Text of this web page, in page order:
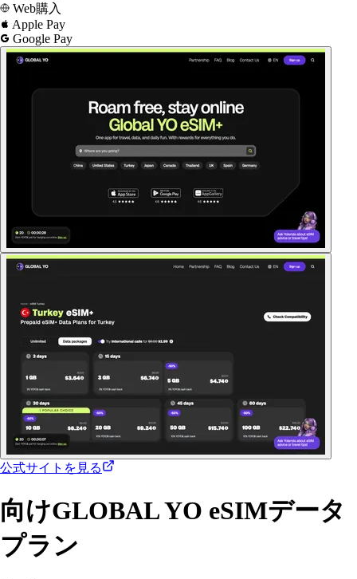
Web購入
Apple Pay
Google Pay
公式サイトを見る
向けGLOBAL YO eSIMデータ
プラン